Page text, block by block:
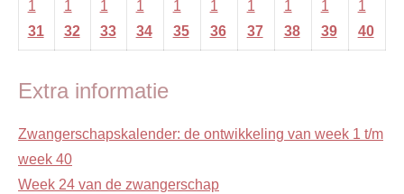
31 32 33 34 35 36 37 38 39 40
Extra informatie
Zwangerschapskalender: de ontwikkeling van week 1 t/m
week 40
Week 24 van de zwangerschap